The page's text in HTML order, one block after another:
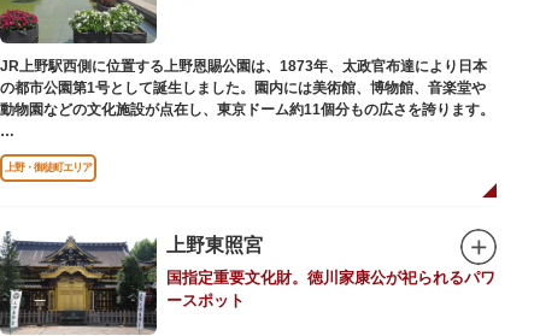
ない鳥”として話題のハシビロコウなどユニークな種も見られます。
子ども動物園「すてっぷ」では、小動物を間近で観察することを通じて、命
の大切さや生きものの魅力が学べる体験プログラムが実施されています。
歩き疲れたり、お腹が空いてきたら、園内にいくつかあるフードショップで
休憩しましょう。それぞれのお店で、動物たちをモチーフにした可愛いフー
ドやスイーツが食べられます。オリジナルグッズを取り扱うギフトショップ
も必見です。
JR上野駅西側に位置する上野恩賜公園は、1873年、太政官布達により日本
の都市公園第1号として誕生しました。園内には美術館、博物館、音楽堂や
動物園などの文化施設が点在し、東京ドーム約11個分もの広さを誇ります。
ソメイヨシノやヤマザクラなど約1,200本の桜が植えられた園内は、桜の名
所としても有名。シーズンにはライトアップされた夜桜が一層風情を添え、
例年延べ330万人近い人出となります。不忍池（しのばずのいけ）は江戸時
ので、バードウォッチングを楽しむ人の姿も見られるスポットです。
美術館や博物館で国内外の芸術作品や文化・自然科学に触れたり、歴史の薫
りを感じながら史跡巡りを楽しんではいかがでしょうか。1日では見てまわ
りきれないほどの魅力にあふれた公園です。
上野・御徒町エリア
上野東照宮
国指定重要文化財。徳川家康公が祀られるパワ
ースポット